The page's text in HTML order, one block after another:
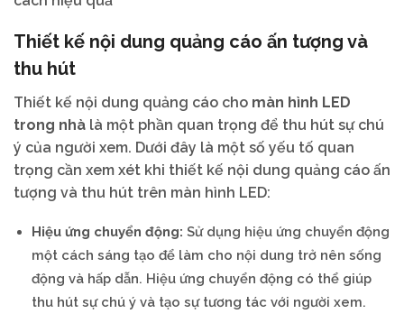
Thiết kế nội dung quảng cáo ấn tượng và
thu hút
Thiết kế nội dung quảng cáo cho màn hình LED
trong nhà là một phần quan trọng để thu hút sự chú
ý của người xem. Dưới đây là một số yếu tố quan
trọng cần xem xét khi thiết kế nội dung quảng cáo ấn
tượng và thu hút trên màn hình LED:
Hiệu ứng chuyển động: Sử dụng hiệu ứng chuyển động
một cách sáng tạo để làm cho nội dung trở nên sống
động và hấp dẫn. Hiệu ứng chuyển động có thể giúp
thu hút sự chú ý và tạo sự tương tác với người xem.